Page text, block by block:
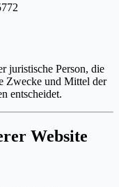
juristische Person, die
Zwecke und Mittel der
entscheidet.
Website